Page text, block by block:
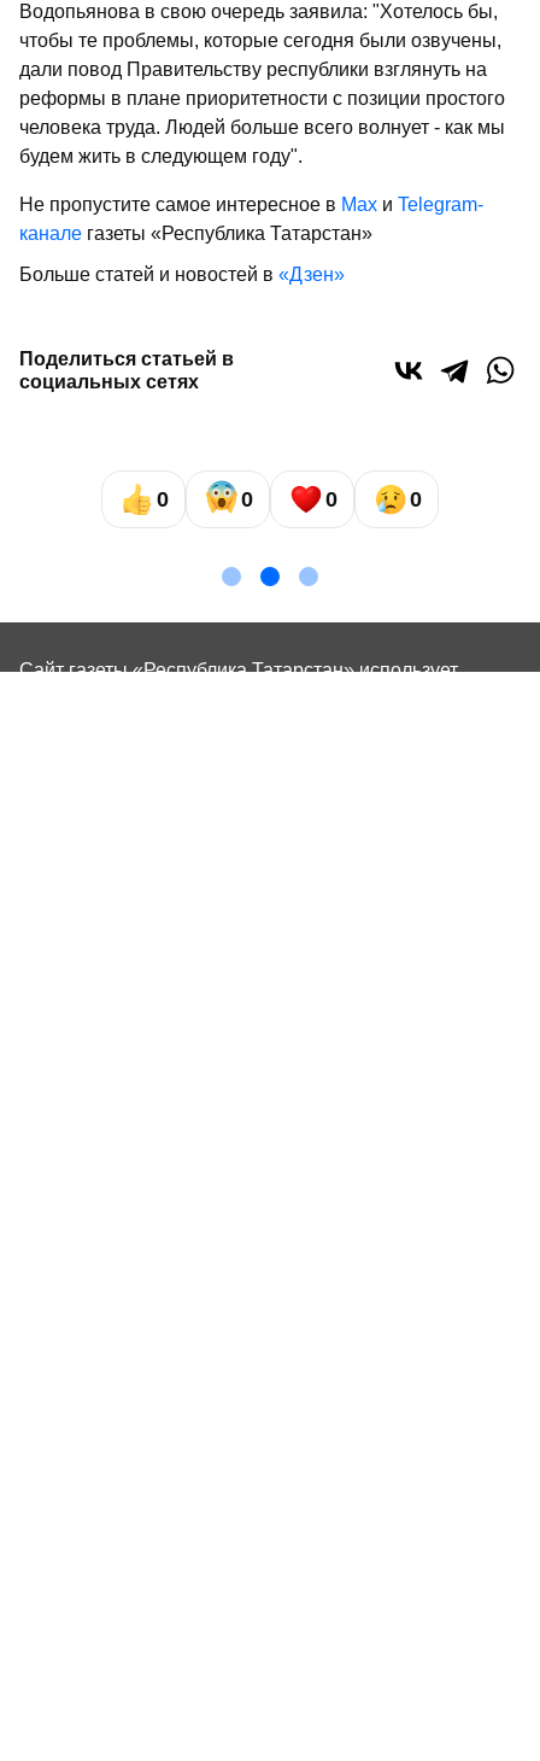
Водопьянова в свою очередь заявила: "Хотелось бы,
чтобы те проблемы, которые сегодня были озвучены,
дали повод Правительству республики взглянуть на
реформы в плане приоритетности с позиции простого
человека труда. Людей больше всего волнует - как мы
будем жить в следующем году".
Не пропустите самое интересное в Max и Telegram-
канале газеты «Республика Татарстан»
Больше статей и новостей в «Дзен»
Поделиться статьей в
социальных сетях
0 0 0 0
Сайт газеты «Республика Татарстан»использует